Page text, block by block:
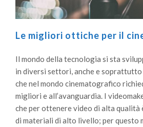
Le migliori ottiche per il
Il mondo della tecnologia si sta
in diversi settori, anche e soprattutto
che nel mondo cinematografico
migliori e all’avanguardia. I
che per ottenere video di alta qualità
di materiali di alto livello; per questo